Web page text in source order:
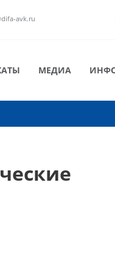
avk.ru
МЕДИА